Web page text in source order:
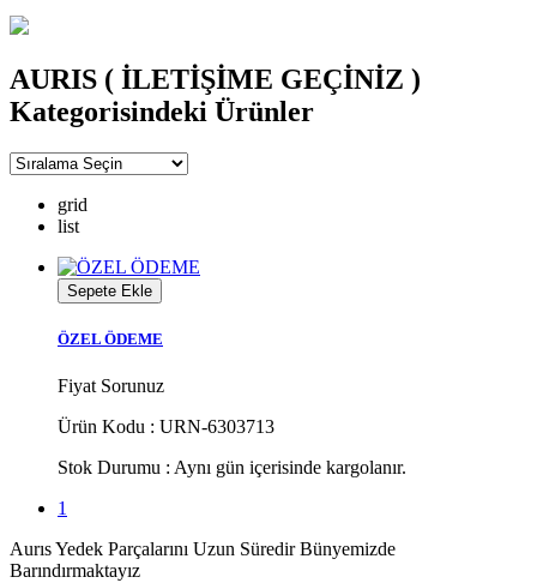
AURIS ( İLETİŞİME GEÇİNİZ )
Kategorisindeki Ürünler
grid
list
Sepete Ekle
ÖZEL ÖDEME
Fiyat Sorunuz
Ürün Kodu : URN-6303713
Stok Durumu : Aynı gün içerisinde kargolanır.
1
Aurıs Yedek Parçalarını Uzun Süredir Bünyemizde
Barındırmaktayız